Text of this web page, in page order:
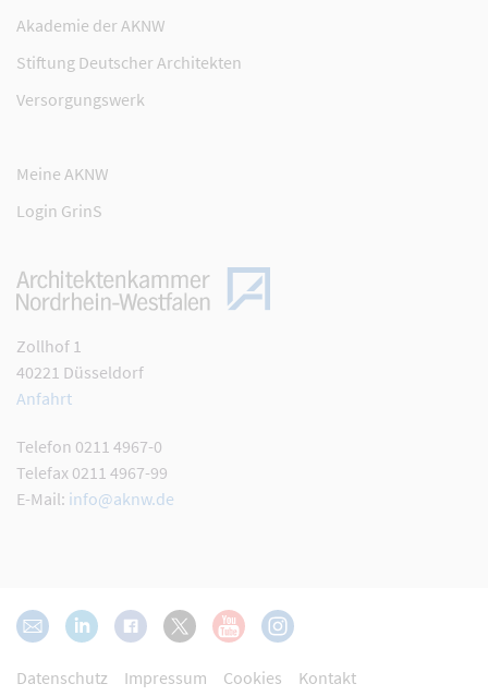
Akademie der AKNW
Stiftung Deutscher Architekten
Versorgungswerk
Meine AKNW
Login GrinS
Zollhof 1
40221 Düsseldorf
Anfahrt
Telefon 0211 4967-0
Telefax 0211 4967-99
E-Mail: info@aknw.de
Datenschutz Impressum Cookies Kontakt